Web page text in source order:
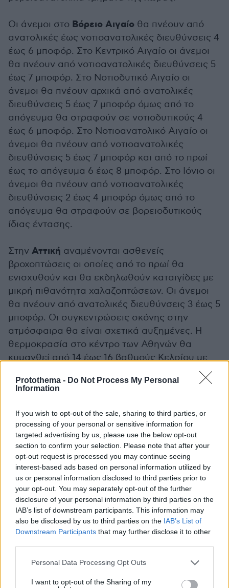
Protothema - Do Not Process My Personal
Information
If you wish to opt-out of the sale, sharing to third parties, or
processing of your personal or sensitive information for
targeted advertising by us, please use the below opt-out
section to confirm your selection. Please note that after your
opt-out request is processed you may continue seeing
interest-based ads based on personal information utilized by
us or personal information disclosed to third parties prior to
your opt-out. You may separately opt-out of the further
disclosure of your personal information by third parties on the
IAB’s list of downstream participants. This information may
also be disclosed by us to third parties on the IAB’s List of
Downstream Participants that may further disclose it to other
Please note that this website/app uses one or more Google
not limited to your visit or usage behaviour. You may click to
Personal Data Processing Opt Outs
I want to opt-out of the Sharing of my
Οι άνεμοι στο Βόρειο Αιγαίο θα πνέουν από
ανατολικές έως νοτιοανατολικές διευθύνσεις 4
έως 6 μποφόρ. Στο Κεντρικό Αιγαίο οι άνεμοι
θα πνέουν από νοτιοανατολικές διευθύνσεις 5
έως 7 μποφόρ. Στο Νοτιοδυτικό Αιγαίο οι
άνεμοι θα πνέουν αρχικά από ανατολικές
διευθύνσεις 5 έως 7 μποφόρ όμως από το
απόγευμα θα στραφούν σε νοτιοδυτικούς 4
έως 6 μποφόρ. Στο Νοτιοανατολικό Αιγαίο οι
άνεμοι θα πνέουν από νοτιοανατολικές
διευθύνσεις 5 έως 7 μποφόρ και από το πρωί
έως το απόγευμα 6 έως 8 μποφόρ. Στο Ιόνιο οι
άνεμοι θα πνέουν από νοτιοανατολικές
διευθύνσεις 2 έως 4 μποφόρ όμως από το
απόγευμα θα στραφούν σε βορειοδυτικούς
ίδιας έντασης.
Στην Αττική αναμένονται ασθενείς
βροχοπτώσεις οι οποίες από το πρωί θα
ενισχυθούν και θα εκδηλωθούν καταιγίδες με
μικρή πιθανότητα χαλαζοπτώσεων. Οι άνεμοι
θα πνέουν από ανατολικές διευθύνσεις 3 έως 5
μποφόρ. Οι συγκεντρώσεις σκόνης στην
ατμόσφαιρα θα είναι σχετικά αυξημένες. Η
θερμοκρασία στο κέντρο των Αθηνών θα
κυμανθεί από 14 έως 16 βαθμούς Κελσίου με
την ελάχιστη να αναμένεται προς το τέλος του
εικοσιτετραώρου.
Στον νομόΘεσσαλονίκης αναμένονται
νεφώσεις ενώ τοπικές βροχές θα εκδηλωθούν
από το μεσημέρι. Οι άνεμοι θα πνέουν από
ανατολικές διευθύνσεις 2 έως 4 μποφόρ. Οι
συγκεντρώσεις σκόνης στην ατμόσφαιρα θα
είναι σχετικά αυξημένες. Η θερμοκρασία στο
κέντρο της Θεσσαλονίκης θα κυμανθεί από 11
έως 15 βαθμούς Κελσίου με την ελάχιστη να
αναμένεται προς το τέλος του
εικοσιτετραώρου.
Επίσης, ο μετεωρολόγος του OPEN Κλέαρχος
πρώτου δεκαημέρου του Μαρτίου αναμένεται